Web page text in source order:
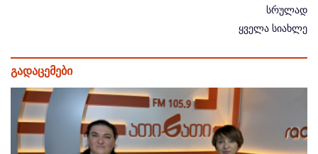
სრულად
ყველა სიახლე
გადაცემები